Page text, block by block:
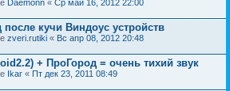
Daemonn « Ср май 16, 2012 22:00
кучи Виндоус устройств
zveri.rutiki « Вс апр 08, 2012 20:48
+ ПроГород = очень тихий звук
Ikar « Пт дек 23, 2011 08:49